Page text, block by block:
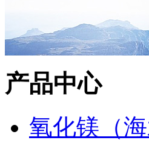
产品中心
氧化镁（海